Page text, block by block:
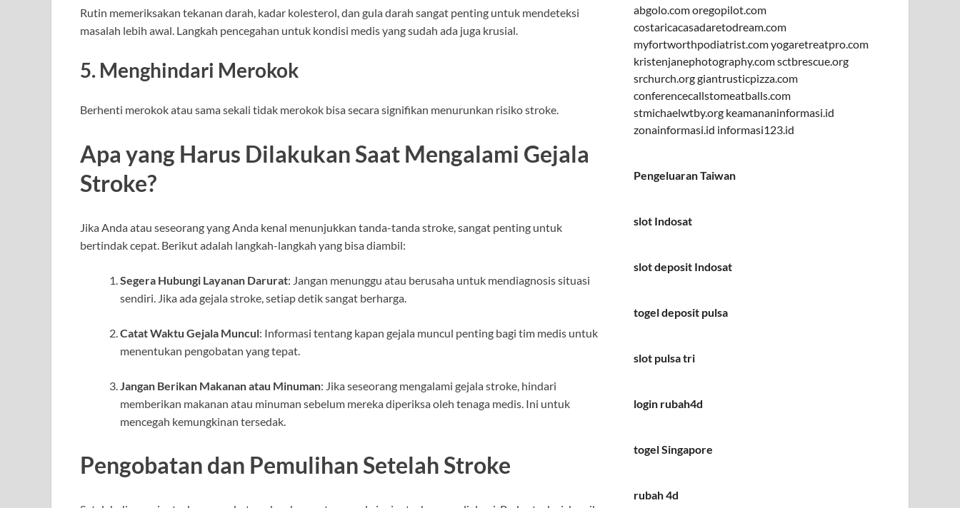
Rutin memeriksakan tekanan darah, kadar kolesterol, dan gula darah sangat penting untuk mendeteksi
masalah lebih awal. Langkah pencegahan untuk kondisi medis yang sudah ada juga krusial.
5. Menghindari Merokok
Berhenti merokok atau sama sekali tidak merokok bisa secara signifikan menurunkan risiko stroke.
Apa yang Harus Dilakukan Saat Mengalami Gejala
Stroke?
Jika Anda atau seseorang yang Anda kenal menunjukkan tanda-tanda stroke, sangat penting untuk
bertindak cepat. Berikut adalah langkah-langkah yang bisa diambil:
Segera Hubungi Layanan Darurat: Jangan menunggu atau berusaha untuk mendiagnosis situasi
sendiri. Jika ada gejala stroke, setiap detik sangat berharga.
Catat Waktu Gejala Muncul: Informasi tentang kapan gejala muncul penting bagi tim medis untuk
menentukan pengobatan yang tepat.
Jangan Berikan Makanan atau Minuman: Jika seseorang mengalami gejala stroke, hindari
memberikan makanan atau minuman sebelum mereka diperiksa oleh tenaga medis. Ini untuk
mencegah kemungkinan tersedak.
Pengobatan dan Pemulihan Setelah Stroke
abgolo.comoregopilot.com
costaricacasadaretodream.com
myfortworthpodiatrist.comyogaretreatpro.com
kristenjanephotography.comsctbrescue.org
srchurch.orggiantrusticpizza.com
conferencecallstomeatballs.com
stmichaelwtby.org keamananinformasi.id
zonainformasi.id informasi123.id
Pengeluaran Taiwan
slot Indosat
slot deposit Indosat
togel deposit pulsa
slot pulsa tri
login rubah4d
togel Singapore
rubah 4d